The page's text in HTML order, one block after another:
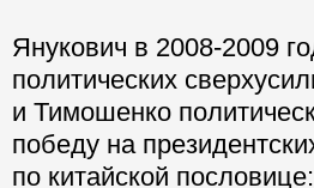
Янукович в 2008-2009
политических
и Тимошенко
победу на
по китайской